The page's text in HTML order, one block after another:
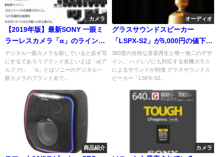
カメラ
【2019年版】最新SONY 一眼ミ
ラーレスカメラ「α」のラインナ
ップまとめ
デジタル一眼カメラを探していると必ず耳
にするであろうブランド名といえば「α(ア
ルファ)」 「α」とはソニーのデジタル一
眼カメラのブランド名で...
オーディオ
グラスサウンドスピーカー
「LSPX-S2」が5,000円の値下げ
インテリアとしても楽しめるオ
シャレなハイレゾ対応スピーカ
ー
360度の自然な音楽再生と唯一無二のデザ
イン。 ハイレゾにも対応する有機ガラス
によるサウンドが特徴 グラスサウンドス
ピーカー「LSPX-S2...
商品紹介 カメラ